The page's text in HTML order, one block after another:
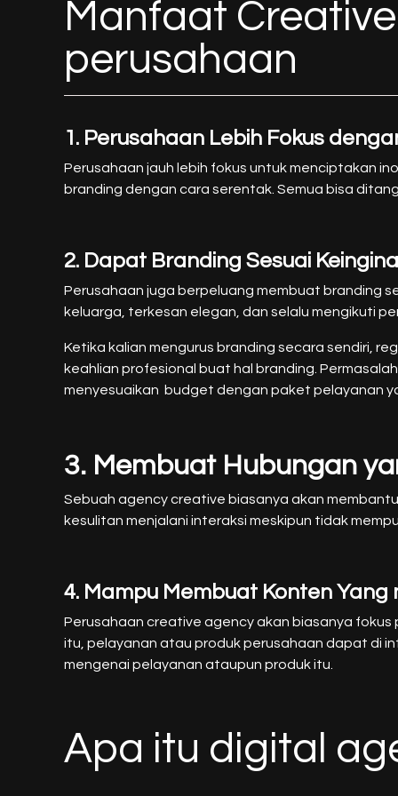
Manfaat
perusahaan
1. Perusahaan Lebih Fokus
Perusahaan jauh lebih fokus untuk menciptakan
branding dengan cara serentak. Semua bisa
2. Dapat Branding Sesuai
Perusahaan juga berpeluang membuat branding
keluarga, terkesan elegan, dan selalu mengikuti
Ketika kalian mengurus branding secara sendiri,
keahlian profesional buat hal branding.
menyesuaikan budget dengan paket pelayanan
3. Membuat Hubungan
Sebuah agency creative biasanya akan
kesulitan menjalani interaksi meskipun tidak
4. Mampu Membuat Konten
Perusahaan creative agency akan biasanya
itu, pelayanan atau produk perusahaan dapat di
mengenai pelayanan ataupun produk itu.
Apa itu digital